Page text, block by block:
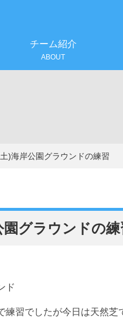
チーム紹介
ABOUT
)海岸公園グラウンドの練習
園グラウンドの練
ド
練習でしたが今日は天然芝